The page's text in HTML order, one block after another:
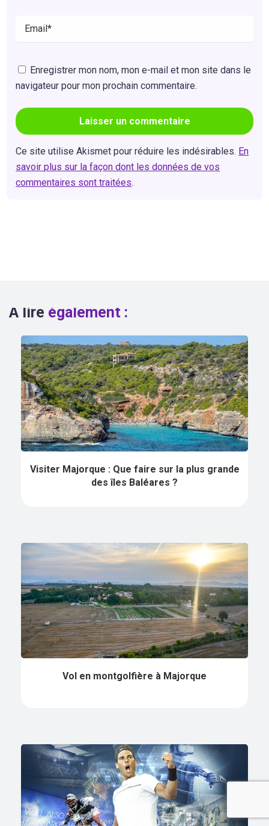
Enregistrer mon nom, mon e-mail et mon site dans le
navigateur pour mon prochain commentaire.
Ce site utilise Akismet pour réduire les indésirables. En
savoir plus sur la façon dont les données de vos
commentaires sont traitées.
A lire également :
Visiter Majorque : Que faire sur la plus grande
des îles Baléares ?
Vol en montgolfière à Majorque